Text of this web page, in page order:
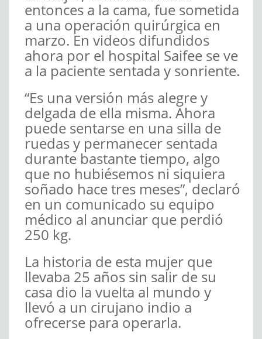
entonces a la cama, fue sometida
a una operación quirúrgica en
marzo. En videos difundidos
ahora por el hospital Saifee se ve
a la paciente sentada y sonriente.
“Es una versión más alegre y
delgada de ella misma. Ahora
puede sentarse en una silla de
ruedas y permanecer sentada
durante bastante tiempo, algo
que no hubiésemos ni siquiera
soñado hace tres meses”, declaró
en un comunicado su equipo
médico al anunciar que perdió
250 kg.
La historia de esta mujer que
llevaba 25 años sin salir de su
casa dio la vuelta al mundo y
llevó a un cirujano indio a
ofrecerse para operarla.